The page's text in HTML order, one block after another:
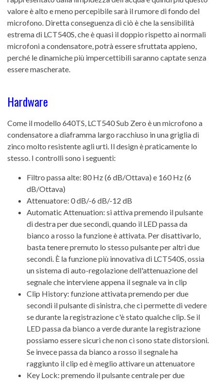
valore è alto e meno percepibile sarà il rumore di fondo del
microfono. Diretta conseguenza di ciò è che la sensibilità
estrema di LCT540S, che è quasi il doppio rispetto ai normali
microfoni a condensatore, potrà essere sfruttata appieno,
perché le dinamiche più impercettibili saranno captate senza
essere mascherate.
Hardware
Come il modello 640TS, LCT540 Sub Zero è un microfono a
condensatore a diaframma largo racchiuso in una griglia di
zinco molto resistente agli urti. Il design è praticamente lo
stesso. I controlli sono i seguenti:
Filtro passa alte: 80 Hz (6 dB/Ottava) e 160 Hz (6
dB/Ottava)
Attenuatore: 0 dB/-6 dB/-12 dB
Automatic Attenuation: si attiva premendo il pulsante
di destra per due secondi, quando il LED passa da
bianco a rosso la funzione è attivata. Per disattivarlo,
basta tenere premuto lo stesso pulsante per altri due
secondi. È la funzione più innovativa di LCT540S, ossia
un sistema di auto-regolazione dell'attenuazione del
segnale che interviene appena il segnale va in clip
Clip History: funzione attivata premendo per due
secondi il pulsante di sinistra, che ci permette di vedere
se durante la registrazione c'è stato qualche clip. Se il
LED passa da bianco a verde durante la registrazione
possiamo essere sicuri che non ci sono state distorsioni.
Se invece passa da bianco a rosso il segnale ha
raggiunto il clip ed è meglio attivare un attenuatore
Key Lock: premendo il pulsante centrale per due